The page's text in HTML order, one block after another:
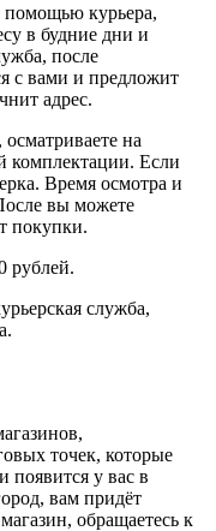
помощью курьера,
в будние дни и
после
с вами и предложит
адрес.
на
комплектации. Если
Время осмотра и
вы можете
покупки.
рублей.
служба,
точек, которые
у вас в
вам придёт
обращаетесь к